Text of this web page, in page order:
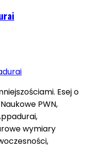
Esej o
PWN,
wymiary